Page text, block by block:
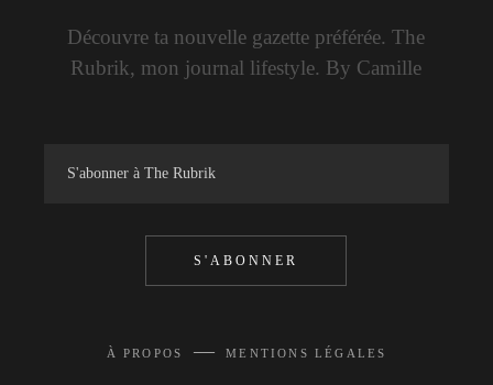
Découvre ta nouvelle gazette préférée. The
Rubrik, mon journal lifestyle. By Camille
S'ABONNER
À PROPOS — MENTIONS LÉGALES